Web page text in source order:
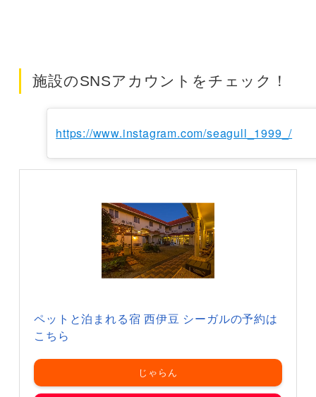
施設のSNSアカウントをチェック！
https://www.instagram.com/seagull_1999_/
ペットと泊まれる宿 西伊豆 シーガルの予約は
こちら
じゃらん